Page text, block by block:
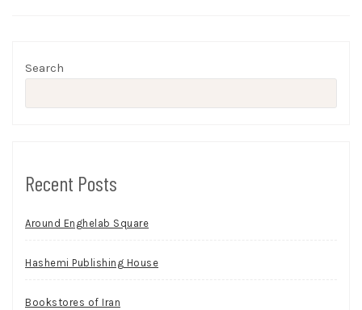
Search
Recent Posts
Around Enghelab Square
Hashemi Publishing House
Bookstores of Iran